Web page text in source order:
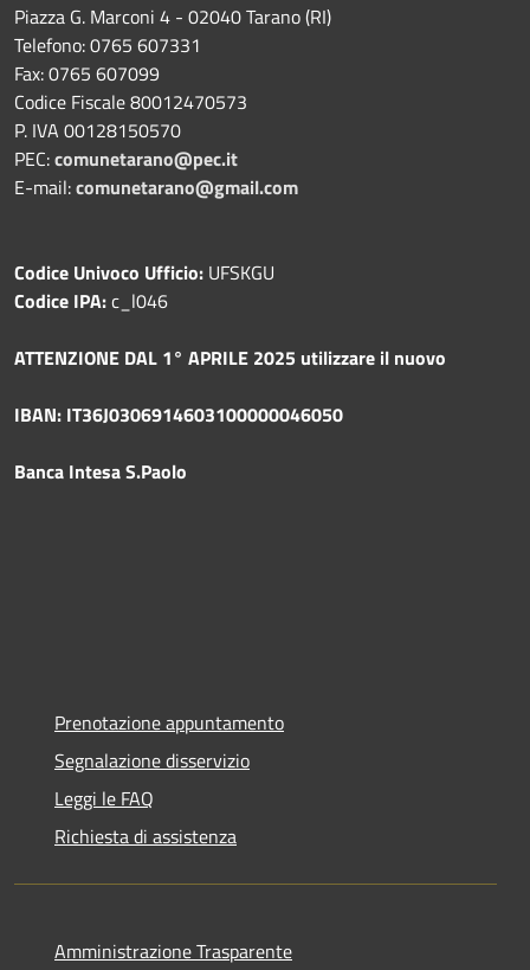
Piazza G. Marconi 4 - 02040 Tarano (RI)
Telefono: 0765 607331
Fax: 0765 607099
Codice Fiscale 80012470573
P. IVA 00128150570
PEC:comunetarano@pec.it
E-mail:comunetarano@gmail.com
Codice Univoco Ufficio: UFSKGU
Codice IPA:c_l046
ATTENZIONE DAL 1° APRILE 2025 utilizzare il nuovo
IBAN: IT36J0306914603100000046050
Banca Intesa S.Paolo
Prenotazione appuntamento
Segnalazione disservizio
Leggi le FAQ
Richiesta di assistenza
Amministrazione Trasparente